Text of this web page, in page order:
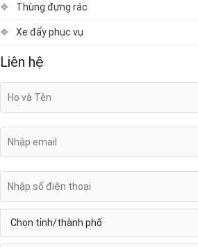
Thùng đựng rác
Xe đẩy phục vụ
Liên hệ